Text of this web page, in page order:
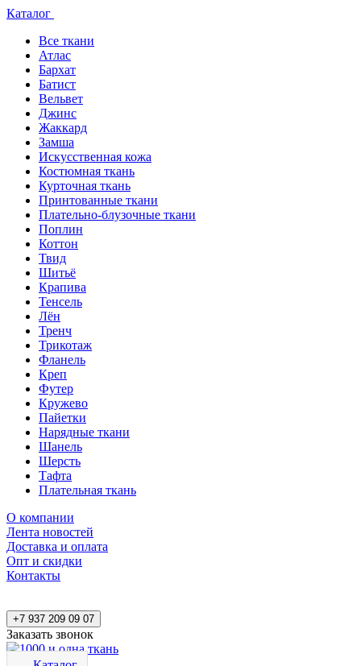
Каталог
Все ткани
Атлас
Бархат
Батист
Вельвет
Джинс
Жаккард
Замша
Искусственная кожа
Костюмная ткань
Курточная ткань
Принтованные ткани
Плательно-блузочные ткани
Поплин
Коттон
Твид
Шитьё
Крапива
Тенсель
Лён
Тренч
Трикотаж
Фланель
Креп
Футер
Кружево
Пайетки
Нарядные ткани
Шанель
Шерсть
Тафта
Плательная ткань
О компании
Лента новостей
Доставка и оплата
Опт и скидки
Контакты
+7 937 209 09 07
Заказать звонок